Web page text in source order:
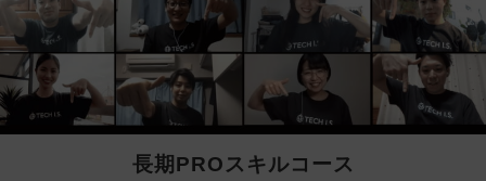
長期PROスキルコース